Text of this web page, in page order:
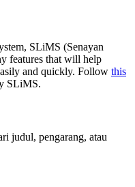
SLiMS (Senayan
features that will help
and quickly. Follow this
SLiMS.
judul, pengarang, atau